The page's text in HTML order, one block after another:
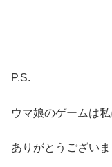
P.S.
ウマ娘のゲームは
ありがとうございま